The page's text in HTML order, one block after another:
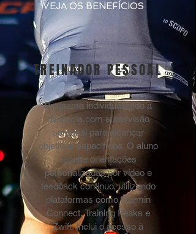
VEJA OS BENEFÍCIOS
TREINADOR PESSOAL
Programa individualizado à
distância com supervisão
semanal para alcançar
objetivos específicos. O aluno
recebe orientações
personalizadas por vídeo e
feedback contínuo, utilizando
plataformas como Garmin
Connect, Training Peaks e
Zwift. Inclui o acesso à